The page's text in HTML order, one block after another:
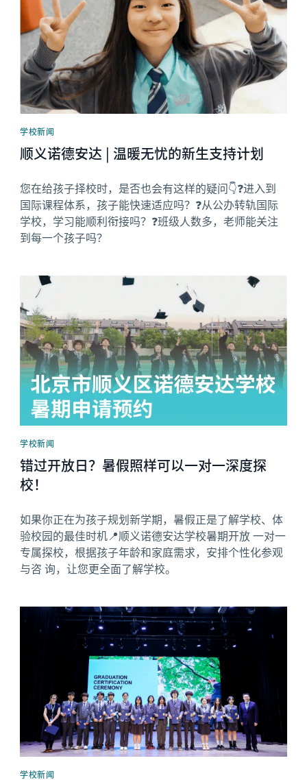
学校新闻
顺义诺德安达 | 温暖无忧的新生支持计划
您在给孩子择校时，是否也会有这样的疑问👇❓进入到
国际课程体系，孩子能快速适应吗？❓从公办转轨国际
学校，学习能顺利衔接吗？❓班级人数多，老师能关注
到每一个孩子吗？
News image
学校新闻
错过开放日？暑假照样可以一对一深度探
校！
如果你正在为孩子规划新学期，暑假正是了解学校、体
验校园的最佳时机📍顺义诺德安达学校暑期开放 一对一
专属探校，根据孩子年龄和家庭需求，安排个性化参观
与咨 询，让您更全面了解学校。
News image
学校新闻